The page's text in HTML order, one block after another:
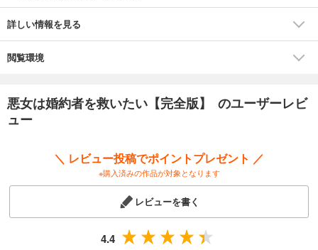
詳しい情報を見る
閲覧環境
悪女は婚約者を救いたい【完全版】 のユーザーレビ
ュー
＼ レビュー投稿でポイントプレゼント ／
※購入済みの作品が対象となります
レビューを書く
4.4